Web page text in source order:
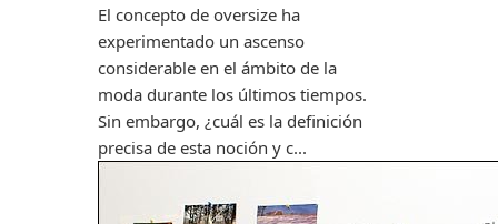
El concepto de oversize ha
experimentado un ascenso
considerable en el ámbito de la
moda durante los últimos tiempos.
Sin embargo, ¿cuál es la definición
precisa de esta noción y c...